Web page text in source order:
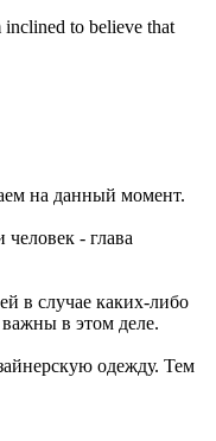
inclined to believe that
на данный момент.
- глава
в случае каких-либо
в этом деле.
одежду. Тем